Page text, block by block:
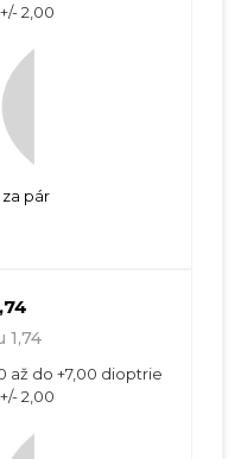
2,00
pár
1,74
až do +7,00 dioptrie
2,00